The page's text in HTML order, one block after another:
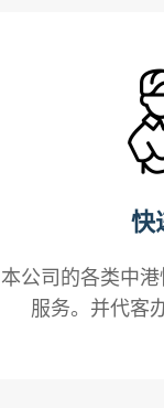
快
本公司的各类中
服务。并代客